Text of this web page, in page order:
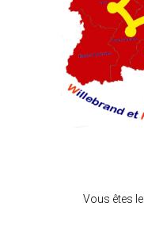
Vous êtes le